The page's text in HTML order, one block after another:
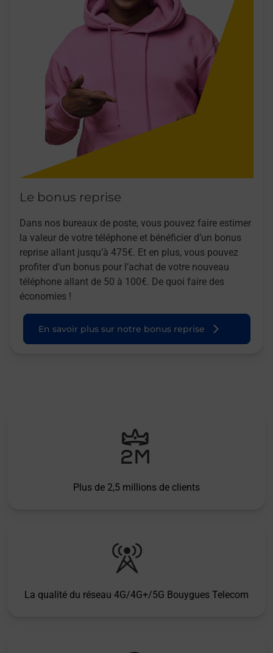
Le bonus reprise
Dans nos bureaux de poste, vous pouvez faire estimer
la valeur de votre téléphone et bénéficier d’un bonus
reprise allant jusqu’à 475€. Et en plus, vous pouvez
profiter d’un bonus pour l’achat de votre nouveau
téléphone allant de 50 à 100€. De quoi faire des
économies !
En savoir plus sur notre bonus reprise
Plus de 2,5 millions de clients
La qualité du réseau 4G/4G+/5G Bouygues Telecom